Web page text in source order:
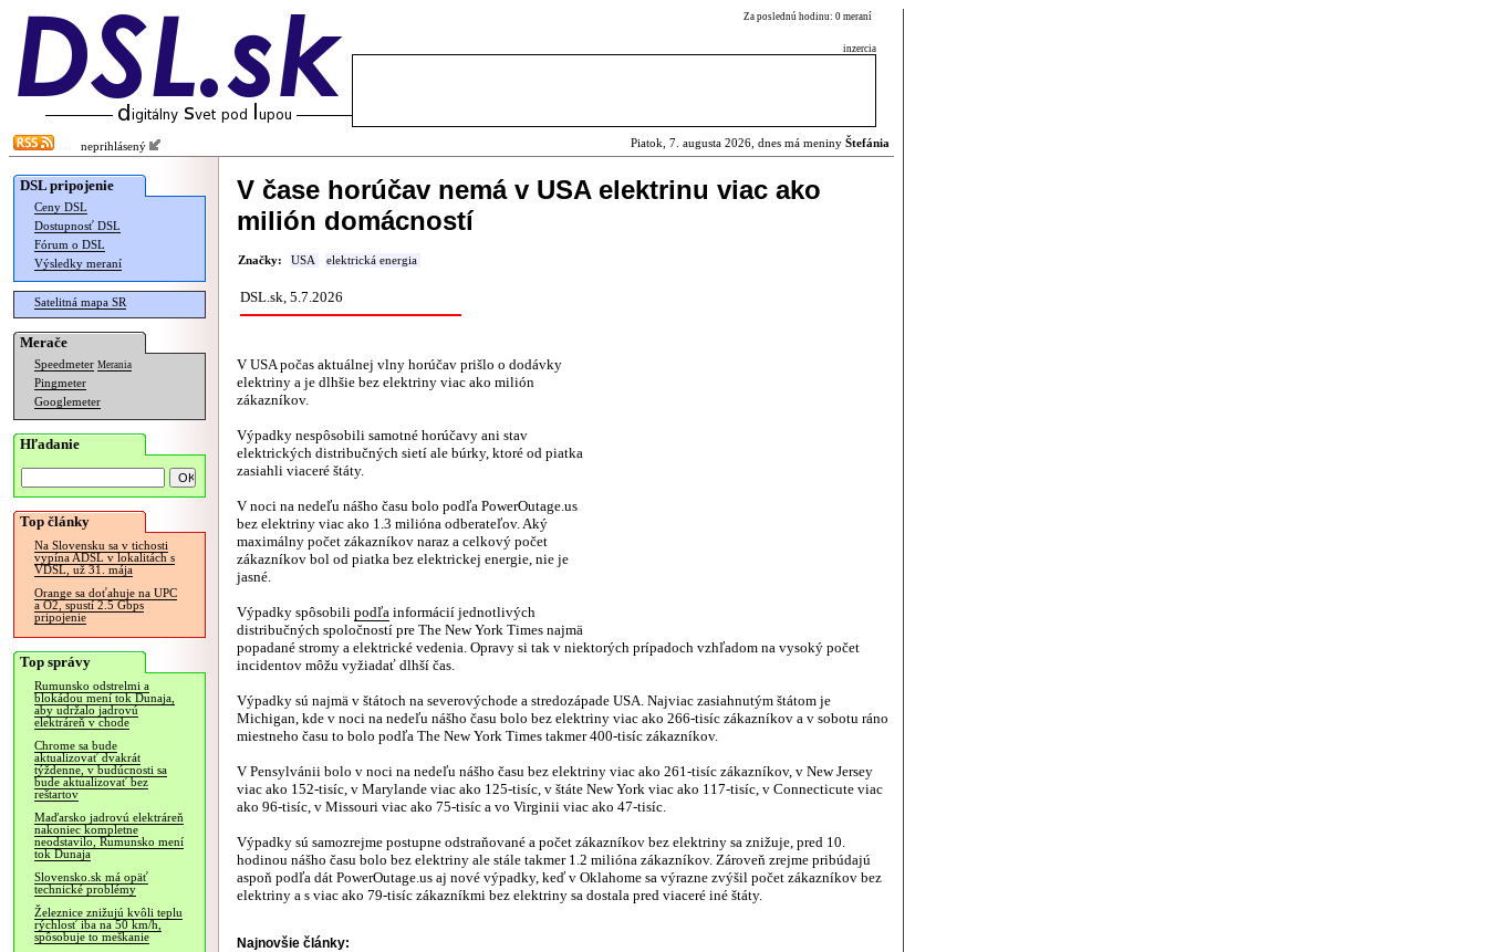
Za poslednú hodinu: 0 meraní
inzercia
neprihlásený Piatok, 7. augusta 2026, dnes má meniny Štefánia
DSL pripojenie
Ceny DSL
Dostupnosť DSL
Fórum o DSL
Výsledky meraní
Satelitná mapa SR
Merače
Speedmeter Merania
Pingmeter
Googlemeter
Hľadanie
Top články
Na Slovensku sa v tichosti
vypína ADSL v lokalitách s
VDSL, už 31. mája
Orange sa doťahuje na UPC
a O2, spustí 2.5 Gbps
pripojenie
Top správy
Rumunsko odstrelmi a
blokádou mení tok Dunaja,
aby udržalo jadrovú
elektráreň v chode
Chrome sa bude
aktualizovať dvakrát
týždenne, v budúcnosti sa
bude aktualizovať bez
reštartov
Maďarsko jadrovú elektráreň
nakoniec kompletne
neodstavilo, Rumunsko mení
tok Dunaja
Slovensko.sk má opäť
technické problémy
Železnice znižujú kvôli teplu
rýchlosť iba na 50 km/h,
spôsobuje to meškanie
V čase horúčav nemá v USA elektrinu viac ako
milión domácností
Značky: USA elektrická energia
DSL.sk, 5.7.2026
V USA počas aktuálnej vlny horúčav prišlo o dodávky
elektriny a je dlhšie bez elektriny viac ako milión
zákazníkov.
Výpadky nespôsobili samotné horúčavy ani stav
elektrických distribučných sietí ale búrky, ktoré od piatka
zasiahli viaceré štáty.
V noci na nedeľu nášho času bolo podľa PowerOutage.us
bez elektriny viac ako 1.3 milióna odberateľov. Aký
maximálny počet zákazníkov naraz a celkový počet
zákazníkov bol od piatka bez elektrickej energie, nie je
jasné.
Výpadky spôsobili podľa informácií jednotlivých
distribučných spoločností pre The New York Times najmä
popadané stromy a elektrické vedenia. Opravy si tak v niektorých prípadoch vzhľadom na vysoký počet
incidentov môžu vyžiadať dlhší čas.
Výpadky sú najmä v štátoch na severovýchode a stredozápade USA. Najviac zasiahnutým štátom je
Michigan, kde v noci na nedeľu nášho času bolo bez elektriny viac ako 266-tisíc zákazníkov a v sobotu ráno
miestneho času to bolo podľa The New York Times takmer 400-tisíc zákazníkov.
V Pensylvánii bolo v noci na nedeľu nášho času bez elektriny viac ako 261-tisíc zákazníkov, v New Jersey
viac ako 152-tisíc, v Marylande viac ako 125-tisíc, v štáte New York viac ako 117-tisíc, v Connecticute viac
ako 96-tisíc, v Missouri viac ako 75-tisíc a vo Virginii viac ako 47-tisíc.
Výpadky sú samozrejme postupne odstraňované a počet zákazníkov bez elektriny sa znižuje, pred 10.
hodinou nášho času bolo bez elektriny ale stále takmer 1.2 milióna zákazníkov. Zároveň zrejme pribúdajú
aspoň podľa dát PowerOutage.us aj nové výpadky, keď v Oklahome sa výrazne zvýšil počet zákazníkov bez
elektriny a s viac ako 79-tisíc zákazníkmi bez elektriny sa dostala pred viaceré iné štáty.
Najnovšie články: